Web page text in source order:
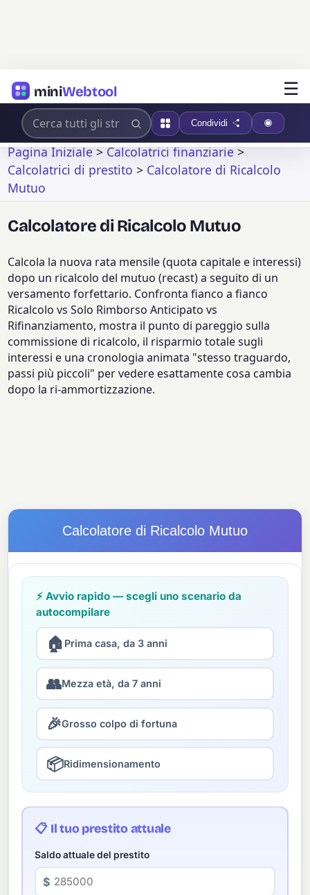
miniWebtool ☰
Condividi
Pagina Iniziale>Calcolatrici finanziarie>
Calcolatrici di prestito > Calcolatore di Ricalcolo
Mutuo
Calcolatore di Ricalcolo Mutuo
Calcola la nuova rata mensile (quota capitale e interessi)
dopo un ricalcolo del mutuo (recast) a seguito di un
versamento forfettario. Confronta fianco a fianco
Ricalcolo vs Solo Rimborso Anticipato vs
Rifinanziamento, mostra il punto di pareggio sulla
commissione di ricalcolo, il risparmio totale sugli
interessi e una cronologia animata "stesso traguardo,
passi più piccoli" per vedere esattamente cosa cambia
dopo la ri-ammortizzazione.
Calcolatore di Ricalcolo Mutuo
⚡ Avvio rapido — scegli uno scenario da
autocompilare
🏠 Prima casa, da 3 anni
👥Mezza età, da 7 anni
🎉Grosso colpo di fortuna
📦Ridimensionamento
📋 Il tuo prestito attuale
Saldo attuale del prestito
$